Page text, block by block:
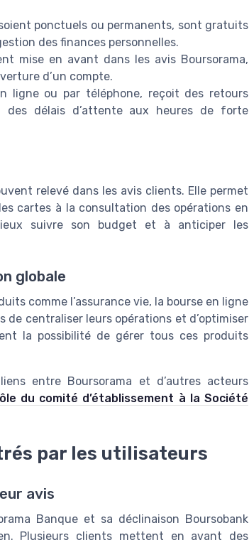
ponctuels ou permanents, sont gratuits
des finances personnelles.
mise en avant dans les avis Boursorama,
d’un compte.
ligne ou par téléphone, reçoit des retours
des délais d’attente aux heures de forte
relevé dans les avis clients. Elle permet
cartes à la consultation des opérations en
suivre son budget et à anticiper les
globale
comme l’assurance vie, la bourse en ligne
centraliser leurs opérations et d’optimiser
la possibilité de gérer tous ces produits
entre Boursorama et d’autres acteurs
du comité d’établissement à la Société
par les utilisateurs
avis
Banque et sa déclinaison Boursobank
Plusieurs clients mettent en avant des